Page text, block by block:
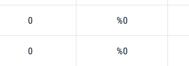
belirleyebilirsiniz. Çerezlere ilişkin detaylı
edebilirsiniz.
hazırlanmış Aydınlatma Metnimizi okumak ve
0 %0
0 %0